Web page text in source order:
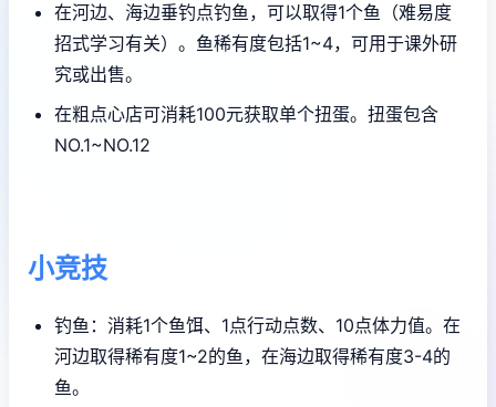
在河边、海边垂钓点钓鱼，可以取得1个鱼（难易度
招式学习有关）。鱼稀有度包括1~4，可用于课外研
究或出售。
在粗点心店可消耗100元获取单个扭蛋。扭蛋包含
NO.1~NO.12
小竞技
钓鱼：消耗1个鱼饵、1点行动点数、10点体力值。在
河边取得稀有度1~2的鱼，在海边取得稀有度3-4的
鱼。